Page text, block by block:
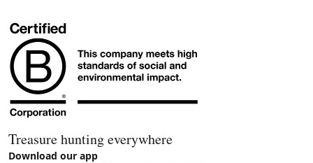
Treasure hunting everywhere
Download our app